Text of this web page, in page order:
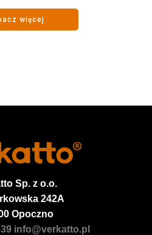
więcej
Sp. z o.o.
242A
Opoczno
info@verkatto.pl